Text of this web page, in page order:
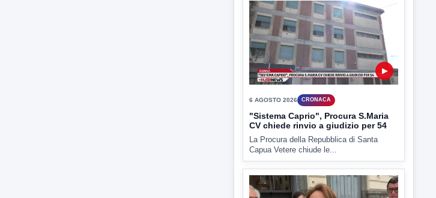
Trovato in casa 42enne in una
pozza di sangue, giallo a viale Italia
Ritrovato senza vita il corpo di un 42enne
in un...
"Sistema Caprio", Procura S.Maria
CV chiede rinvio a giudizio per 54